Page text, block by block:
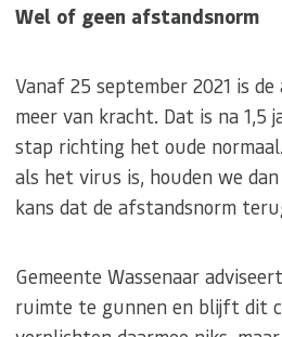
Wel of geen afstandsnorm
Vanaf 25 september 2021 is
meer van kracht. Dat is na 1,5
stap richting het oude
als het virus is, houden we
kans dat de afstandsnorm
Gemeente Wassenaar
ruimte te gunnen en blijft dit